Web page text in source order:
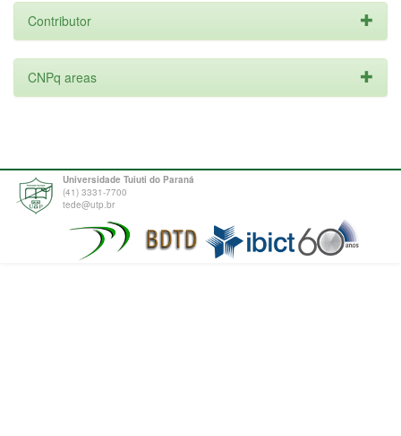
Contributor
CNPq areas
Universidade Tuiuti do Paraná
(41) 3331-7700
tede@utp.br